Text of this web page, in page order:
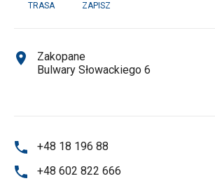
TRASA ZAPISZ
Zakopane
Bulwary Słowackiego 6
+48 18 196 88
+48 602 822 666